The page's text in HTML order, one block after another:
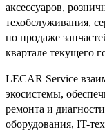
аксессуаров,
техобслуживания,
по продаже
квартале текущего
LECAR Service
экосистемы,
ремонта и
оборудования, IT-